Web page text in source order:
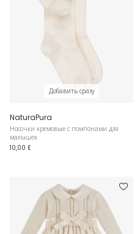
Добавить сразу
NaturaPura
Носочки кремовые с помпонами для
малышек
10,00 £